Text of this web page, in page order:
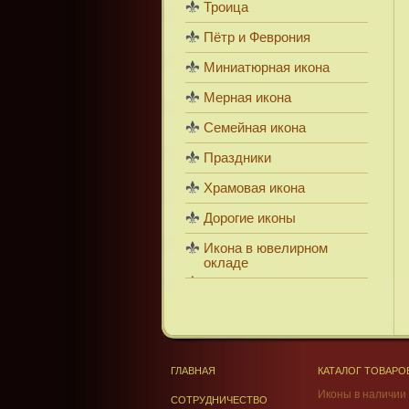
Троица
Пётр и Феврония
Миниатюрная икона
Мерная икона
Семейная икона
Праздники
Храмовая икона
Дорогие иконы
Икона в ювелирном
окладе
ГЛАВНАЯ
СОТРУДНИЧЕСТВО
КАТАЛОГ
Иконы в наличии